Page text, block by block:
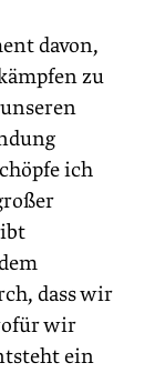
davon,
zu
ich
dass wir
wir
ein